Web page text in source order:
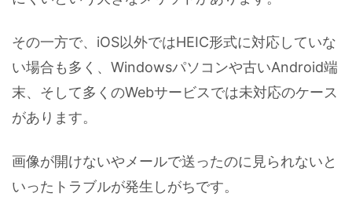
その一方で、iOS以外ではHEIC形式に対応していな
い場合も多く、Windowsパソコンや古いAndroid端
末、そして多くのWebサービスでは未対応のケース
があります。
画像が開けないやメールで送ったのに見られないと
いったトラブルが発生しがちです。